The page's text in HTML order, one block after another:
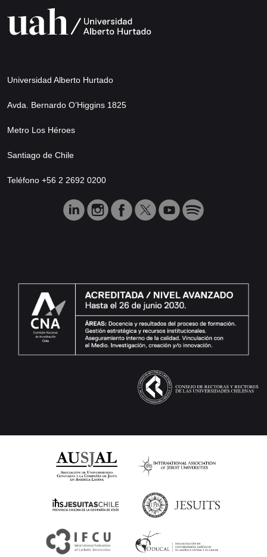
Universidad Alberto Hurtado
Avda. Bernardo O’Higgins 1825
Metro Los Héroes
Santiago de Chile
Teléfono +56 2 2692 0200